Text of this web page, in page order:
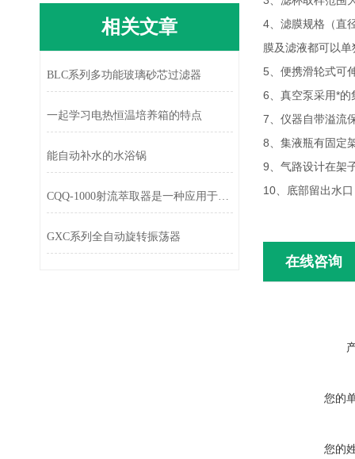
4、滤膜规格（直
膜及滤液都可以
5、便携滑轮式可
6、真空泵采用*
7、仪器自带溢流
8、集液瓶有固定
9、气路设计在架
10、底部留出水
在线咨询
您的
您的
相关文章
BLC系列多功能玻璃砂芯过滤器
一起学习电热恒温培养箱的特点
能自动补水的水浴锅
CQQ-1000射流萃取器是一种应用于化学实验室中的液-液萃取装置
GXC系列全自动旋转振荡器